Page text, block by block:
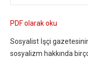
PDF olarak oku
Sosyalist İşçi
sosyalizm hakkında